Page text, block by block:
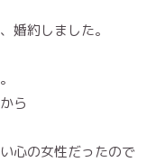
約しました。
ら
心の女性だったので